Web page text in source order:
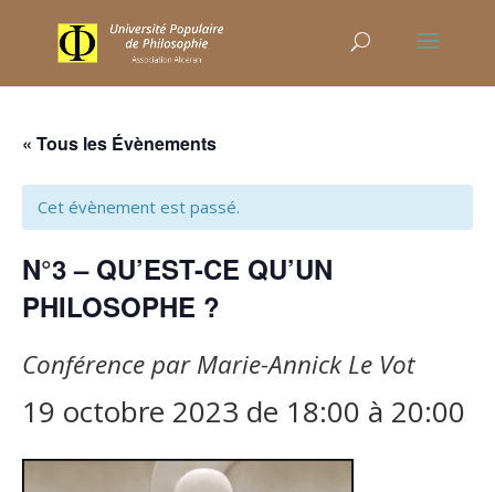
« Tous les Évènements
Cet évènement est passé.
N°3 – QU’EST-CE QU’UN
PHILOSOPHE ?
Conférence par Marie-Annick Le Vot
19 octobre 2023 de 18:00 à 20:00